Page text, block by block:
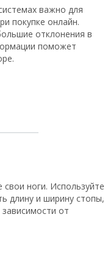
важно для
покупке онлайн.
отклонения в
поможет
свои ноги. Используйте
длину и ширину стопы,
от